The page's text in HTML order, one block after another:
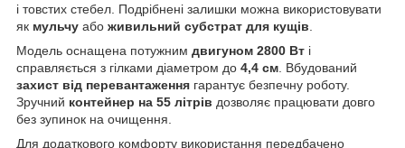
і товстих стебел. Подрібнені залишки можна використовувати
як мульчу або живильний субстрат для кущів
Модель оснащена потужним двигуном 2800 Вт і
справляється з гілками діаметром до 4,4 см . Вбудований
захист від перевантаження гарантує безпечну роботу.
Зручний контейнер на 55 літрів дозволяє працювати довго
без зупинок на очищення.
Для додаткового комфорту використання передбачено